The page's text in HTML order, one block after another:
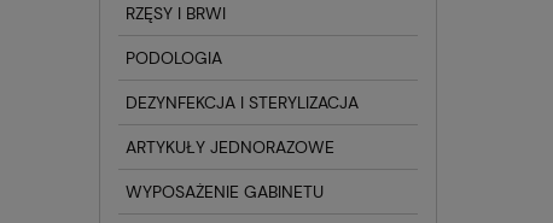
RZĘSY I BRWI
PODOLOGIA
DEZYNFEKCJA I STERYLIZACJA
ARTYKUŁY JEDNORAZOWE
WYPOSAŻENIE GABINETU